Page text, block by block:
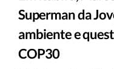
Superman da
ambiente e
COP30